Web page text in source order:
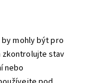
mohly být pro
zkontrolujte stav
nebo